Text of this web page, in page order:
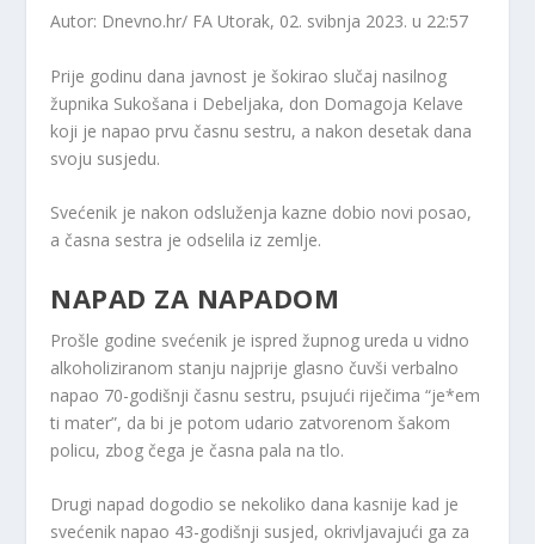
Autor: Dnevno.hr/ FA Utorak, 02. svibnja 2023. u 22:57
Prije godinu dana javnost je šokirao slučaj nasilnog
župnika Sukošana i Debeljaka, don Domagoja Kelave
koji je napao prvu časnu sestru, a nakon desetak dana
svoju susjedu.
Svećenik je nakon odsluženja kazne dobio novi posao,
a časna sestra je odselila iz zemlje.
NAPAD ZA NAPADOM
Prošle godine svećenik je ispred župnog ureda u vidno
alkoholiziranom stanju najprije glasno čuvši verbalno
napao 70-godišnji časnu sestru, psujući riječima “je*em
ti mater”, da bi je potom udario zatvorenom šakom
policu, zbog čega je časna pala na tlo.
Drugi napad dogodio se nekoliko dana kasnije kad je
svećenik napao 43-godišnji susjed, okrivljavajući ga za